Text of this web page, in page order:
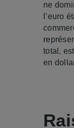
ne
l’euro
total,
en